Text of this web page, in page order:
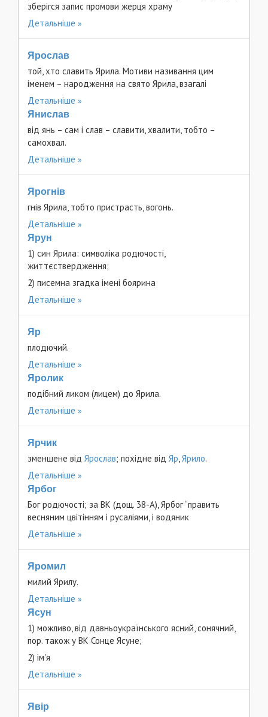
зберігся запис промови жерця храму
Детальніше
Ярослав
той, хто славить Ярила. Мотиви називання цим
іменем – народження на свято Ярила, взагалі
Детальніше
Янислав
від янь – сам і слав – славити, хвалити, тобто –
самохвал.
Детальніше
Ярогнів
гнів Ярила, тобто пристрасть, вогонь.
Детальніше
Ярун
1) син Ярила: символіка родючості,
життєствердження;
2) писемна згадка імені боярина
Детальніше
Яр
плодючий.
Детальніше
Яролик
подібний ликом (лицем) до Ярила.
Детальніше
Ярчик
зменшене від Ярослав; похідне від Яр,Ярило.
Детальніше
Ярбог
Бог родючості; за ВК (дощ. 38-А), Ярбог “править
весняним цвітінням і русаліями, і водяник
Детальніше
Яромил
милий Ярилу.
Детальніше
Ясун
1) можливо, від давньоукраїнського ясний, сонячний,
пор. також у ВК Сонце Ясуне;
2) ім'я
Детальніше
Явір